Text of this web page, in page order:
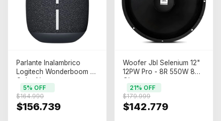
Parlante Inalambrico
Logitech Wonderboom 4
Color Negro
$156.739
$164.990
5% OFF
Woofer Jbl Selenium 12"
12PW Pro - 8R 550W 8
Ohm
$142.779
$179.999
21% OFF